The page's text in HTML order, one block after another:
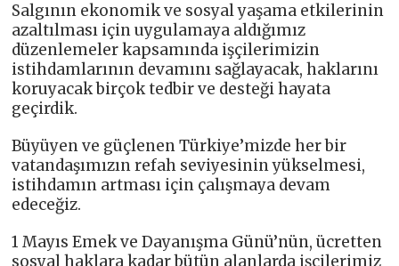
Salgının ekonomik ve sosyal yaşama etkilerinin
azaltılması için uygulamaya aldığımız
düzenlemeler kapsamında işçilerimizin
istihdamlarının devamını sağlayacak, haklarını
koruyacak birçok tedbir ve desteği hayata
geçirdik.
Büyüyen ve güçlenen Türkiye’mizde her bir
vatandaşımızın refah seviyesinin yükselmesi,
istihdamın artması için çalışmaya devam
edeceğiz.
1 Mayıs Emek ve Dayanışma Günü’nün, ücretten
sosyal haklara kadar bütün alanlarda işçilerimiz